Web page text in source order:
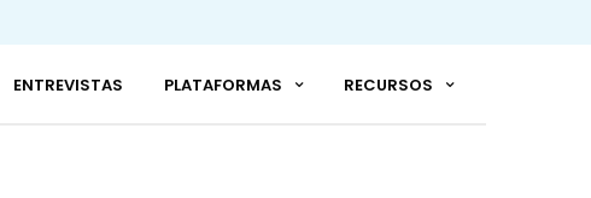
ENTREVISTAS PLATAFORMAS RECURSOS